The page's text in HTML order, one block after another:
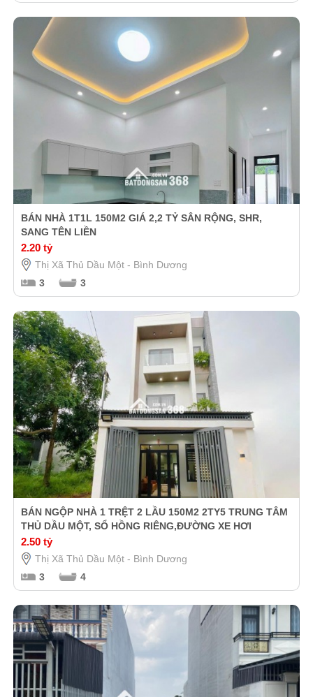
BÁN NHÀ 1T1L 150M2 GIÁ 2,2 TỶ SÂN RỘNG, SHR,
SANG TÊN LIỀN
2.20 tỷ
Thị Xã Thủ Dầu Một - Bình Dương
3
3
BÁN NGỘP NHÀ 1 TRỆT 2 LẦU 150M2 2TY5 TRUNG TÂM
THỦ DẦU MỘT, SỔ HỒNG RIÊNG,ĐƯỜNG XE HƠI
2.50 tỷ
Thị Xã Thủ Dầu Một - Bình Dương
3
4